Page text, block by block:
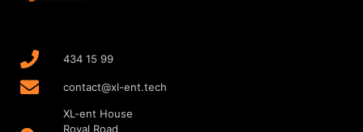
434 15 99
contact@xl-ent.tech
XL-ent House
Royal Road